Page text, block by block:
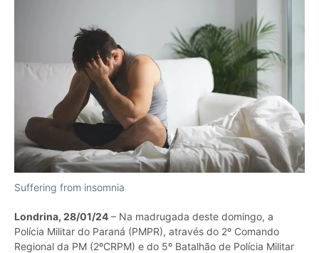
Suffering from insomnia
Londrina, 28/01/24 – Na madrugada deste domingo, a
Polícia Militar do Paraná (PMPR), através do 2º Comando
Regional da PM (2ºCRPM) e do 5º Batalhão de Polícia Militar